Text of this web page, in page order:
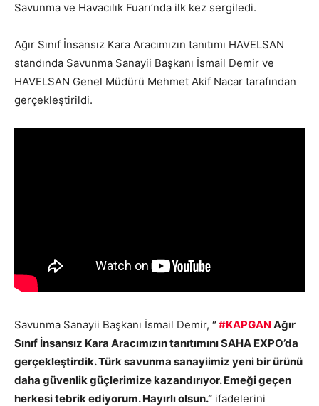
Savunma ve Havacılık Fuarı’nda ilk kez sergiledi.
Ağır Sınıf İnsansız Kara Aracımızın tanıtımı HAVELSAN
standında Savunma Sanayii Başkanı İsmail Demir ve
HAVELSAN Genel Müdürü Mehmet Akif Nacar tarafından
gerçekleştirildi.
Savunma Sanayii Başkanı İsmail Demir, ”#KAPGAN Ağır
Sınıf İnsansız Kara Aracımızın tanıtımını SAHA EXPO’da
gerçekleştirdik. Türk savunma sanayiimiz yeni bir ürünü
daha güvenlik güçlerimize kazandırıyor. Emeği geçen
herkesi tebrik ediyorum. Hayırlı olsun.” ifadelerini